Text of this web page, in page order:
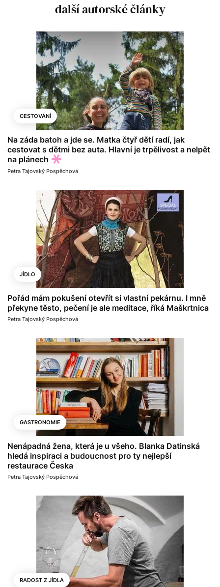
další autorské články
CESTOVÁNÍ
Na záda batoh a jde se. Matka čtyř dětí radí, jak
cestovat s dětmi bez auta. Hlavní je trpělivost a nelpět
na plánech
Petra Tajovský Pospěchová
JÍDLO
Pořád mám pokušení otevřít si vlastní pekárnu. I mně
překyne těsto, pečení je ale meditace, říká Maškrtnica
Petra Tajovský Pospěchová
GASTRONOMIE
Nenápadná žena, která je u všeho. Blanka Datinská
hledá inspiraci a budoucnost pro ty nejlepší
restaurace Česka
Petra Tajovský Pospěchová
RADOST Z JÍDLA